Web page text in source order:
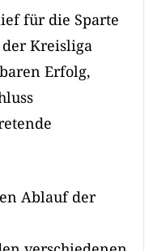
für die Sparte
der Kreisliga
Erfolg,
Ablauf der